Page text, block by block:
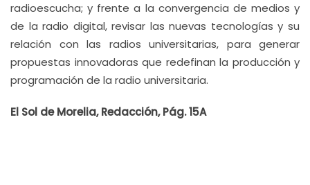
radioescucha; y frente a la convergencia de medios y
de la radio digital, revisar las nuevas tecnologías y su
relación con las radios universitarias, para generar
propuestas innovadoras que redefinan la producción y
programación de la radio universitaria.
El Sol de Morelia, Redacción, Pág. 15A